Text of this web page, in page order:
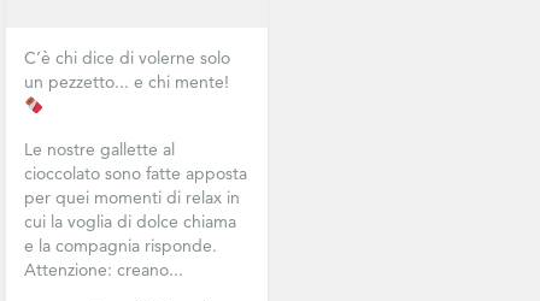
C’è chi dice di volerne solo
un pezzetto... e chi mente!
Le nostre gallette al
cioccolato sono fatte apposta
per quei momenti di relax in
cui la voglia di dolce chiama
e la compagnia risponde.
Attenzione: creano...